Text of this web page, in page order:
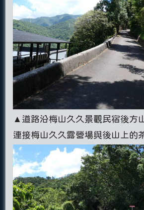
▲道路沿梅山久久景觀民宿後方
連接梅山久久露營場與後山上的